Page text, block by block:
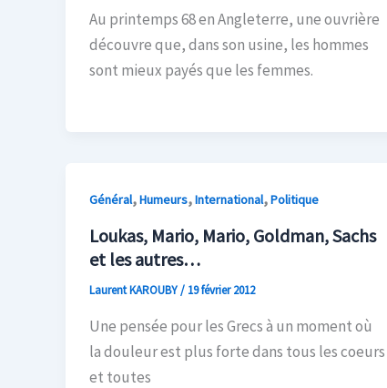
Au printemps 68 en Angleterre, une ouvrière
découvre que, dans son usine, les hommes
sont mieux payés que les femmes.
Général,Humeurs,International,Politique
Loukas, Mario, Mario, Goldman, Sachs
et les autres…
Laurent KAROUBY/ 19 février 2012
Une pensée pour les Grecs à un moment où
la douleur est plus forte dans tous les coeurs
et toutes